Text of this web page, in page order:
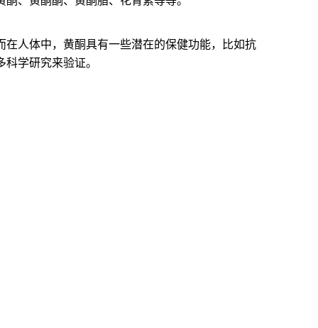
人体中，黄酮具有一些潜在的保健功能，比如抗
学研究来验证。